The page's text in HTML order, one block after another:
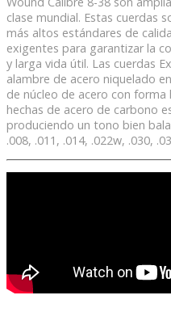
clase mundial. Estas cuerdas
más altos estándares de
exigentes para garantizar la
y larga vida útil. Las cuerdas
alambre de acero niquelado
de núcleo de acero con forma
hechas de acero de carbono
produciendo un tono bien
.008, .011, .014, .022w, .030,